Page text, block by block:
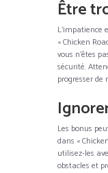
Être
L’impatience
« Chicken
vous n’êtes
sécurité.
progresser
Les bonus
dans «
utilisez-les
obstacles et